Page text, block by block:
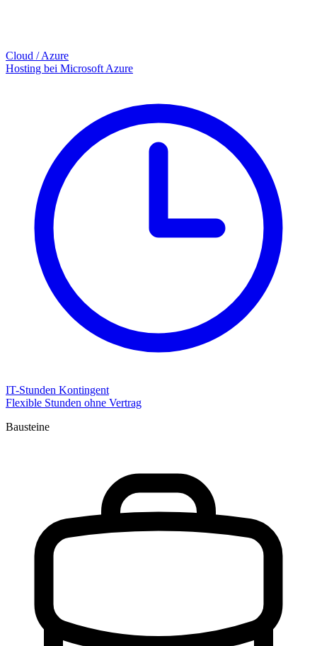
Cloud / Azure
Hosting bei Microsoft Azure
IT-Stunden Kontingent
Flexible Stunden ohne Vertrag
Bausteine